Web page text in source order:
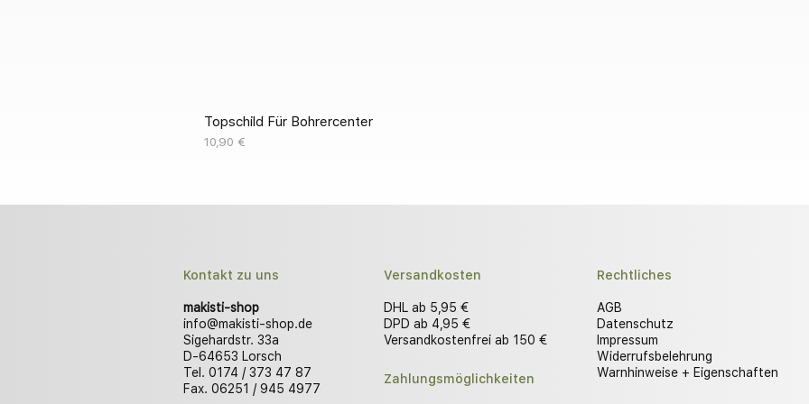
Topschild Für Bohrercenter
Preis
10,90 €
Kontakt zu uns
makisti-shop
info@makisti-shop.de
Sigehardstr. 33a
D-64653 Lorsch
Tel. 0174 / 373 47 87
Fax. 06251 / 945 4977
Versandkosten
DHL ab 5,95 €
DPD ab 4,95 €
Versandkostenfrei ab 150 €
Zahlungsmöglichkeiten
Rechtliches
AGB
Datenschutz
Impressum
Widerrufsbelehrung
Warnhinweise + Eigenschaften